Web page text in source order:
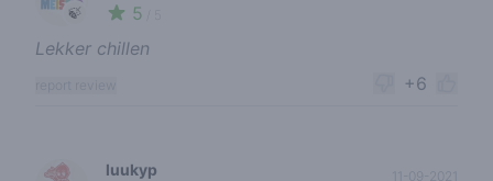
🍃 5
Lekker chillen
+6
luukyp